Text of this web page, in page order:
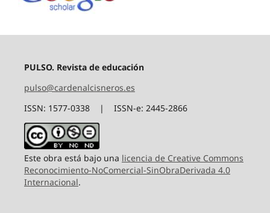
PULSO. Revista de educación
pulso@cardenalcisneros.es
ISSN: 1577-0338 | ISSN-e: 2445-2866
Este obra está bajo una licencia de Creative Commons
Reconocimiento-NoComercial-SinObraDerivada 4.0
Internacional.